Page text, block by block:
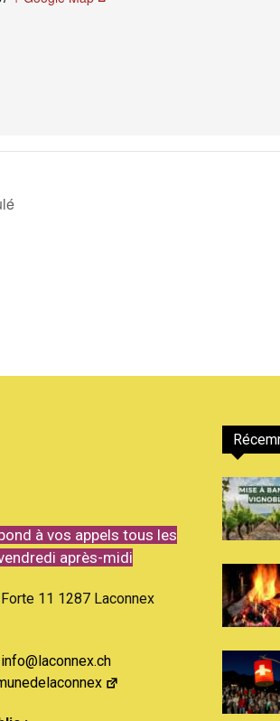
à vos appels tous les
après-midi
11 1287 Laconnex
info@laconnex.ch